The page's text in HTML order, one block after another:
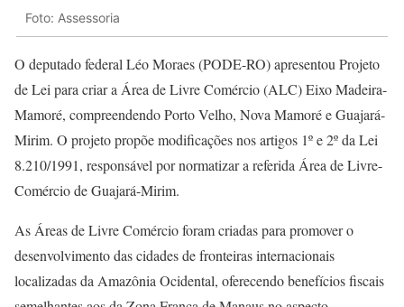
Foto: Assessoria
O deputado federal Léo Moraes (PODE-RO) apresentou Projeto
de Lei para criar a Área de Livre Comércio (ALC) Eixo Madeira-
Mamoré, compreendendo Porto Velho, Nova Mamoré e Guajará-
Mirim. O projeto propõe modificações nos artigos 1º e 2º da Lei
8.210/1991, responsável por normatizar a referida Área de Livre-
Comércio de Guajará-Mirim.
As Áreas de Livre Comércio foram criadas para promover o
desenvolvimento das cidades de fronteiras internacionais
localizadas da Amazônia Ocidental, oferecendo benefícios fiscais